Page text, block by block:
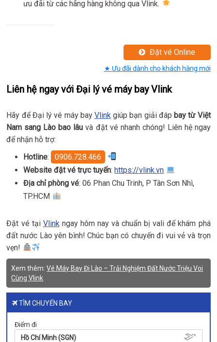
ưu đãi từ các hãng hàng không qua Vlink.
Đặt vé Online
★ Ưu đãi dành cho khách hàng mới
Liên hệ ngay với Đại lý vé máy bay Vlink
Hãy để Đại lý vé máy bay Vlink giúp bạn giải đáp bay từ Việt
Nam sang Lào bao lâu và đặt vé nhanh chóng! Liên hệ ngay
để nhận hỗ trợ:
Hotline:
0906.728.466
Website đặt vé trực tuyến:https://vlink.vn
Địa chỉ phòng vé: 06 Phan Chu Trinh, P Tân Sơn Nhì,
TP.HCM
Đặt vé tại Vlinkngay hôm nay và chuẩn bị vali để khám phá
đất nước Lào yên bình! Chúc bạn có chuyến đi vui vẻ và trọn
vẹn!
Xem thêm:Vé Máy Bay Đi Lào – Trải Nghiệm Đất Nước Triệu Voi
Cùng Vlink
TÌM CHUYẾN BAY
Điểm đi
Hồ Chí Minh (SGN)